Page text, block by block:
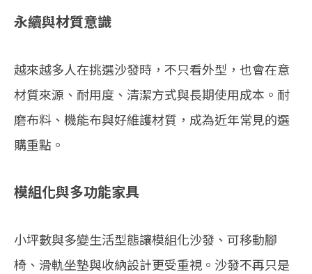
永續與材質意識
越來越多人在挑選沙發時，不只看外型，也會在意
材質來源、耐用度、清潔方式與長期使用成本。耐
磨布料、機能布與好維護材質，成為近年常見的選
購重點。
模組化與多功能家具
小坪數與多變生活型態讓模組化沙發、可移動腳
椅、滑軌坐墊與收納設計更受重視。沙發不再只是